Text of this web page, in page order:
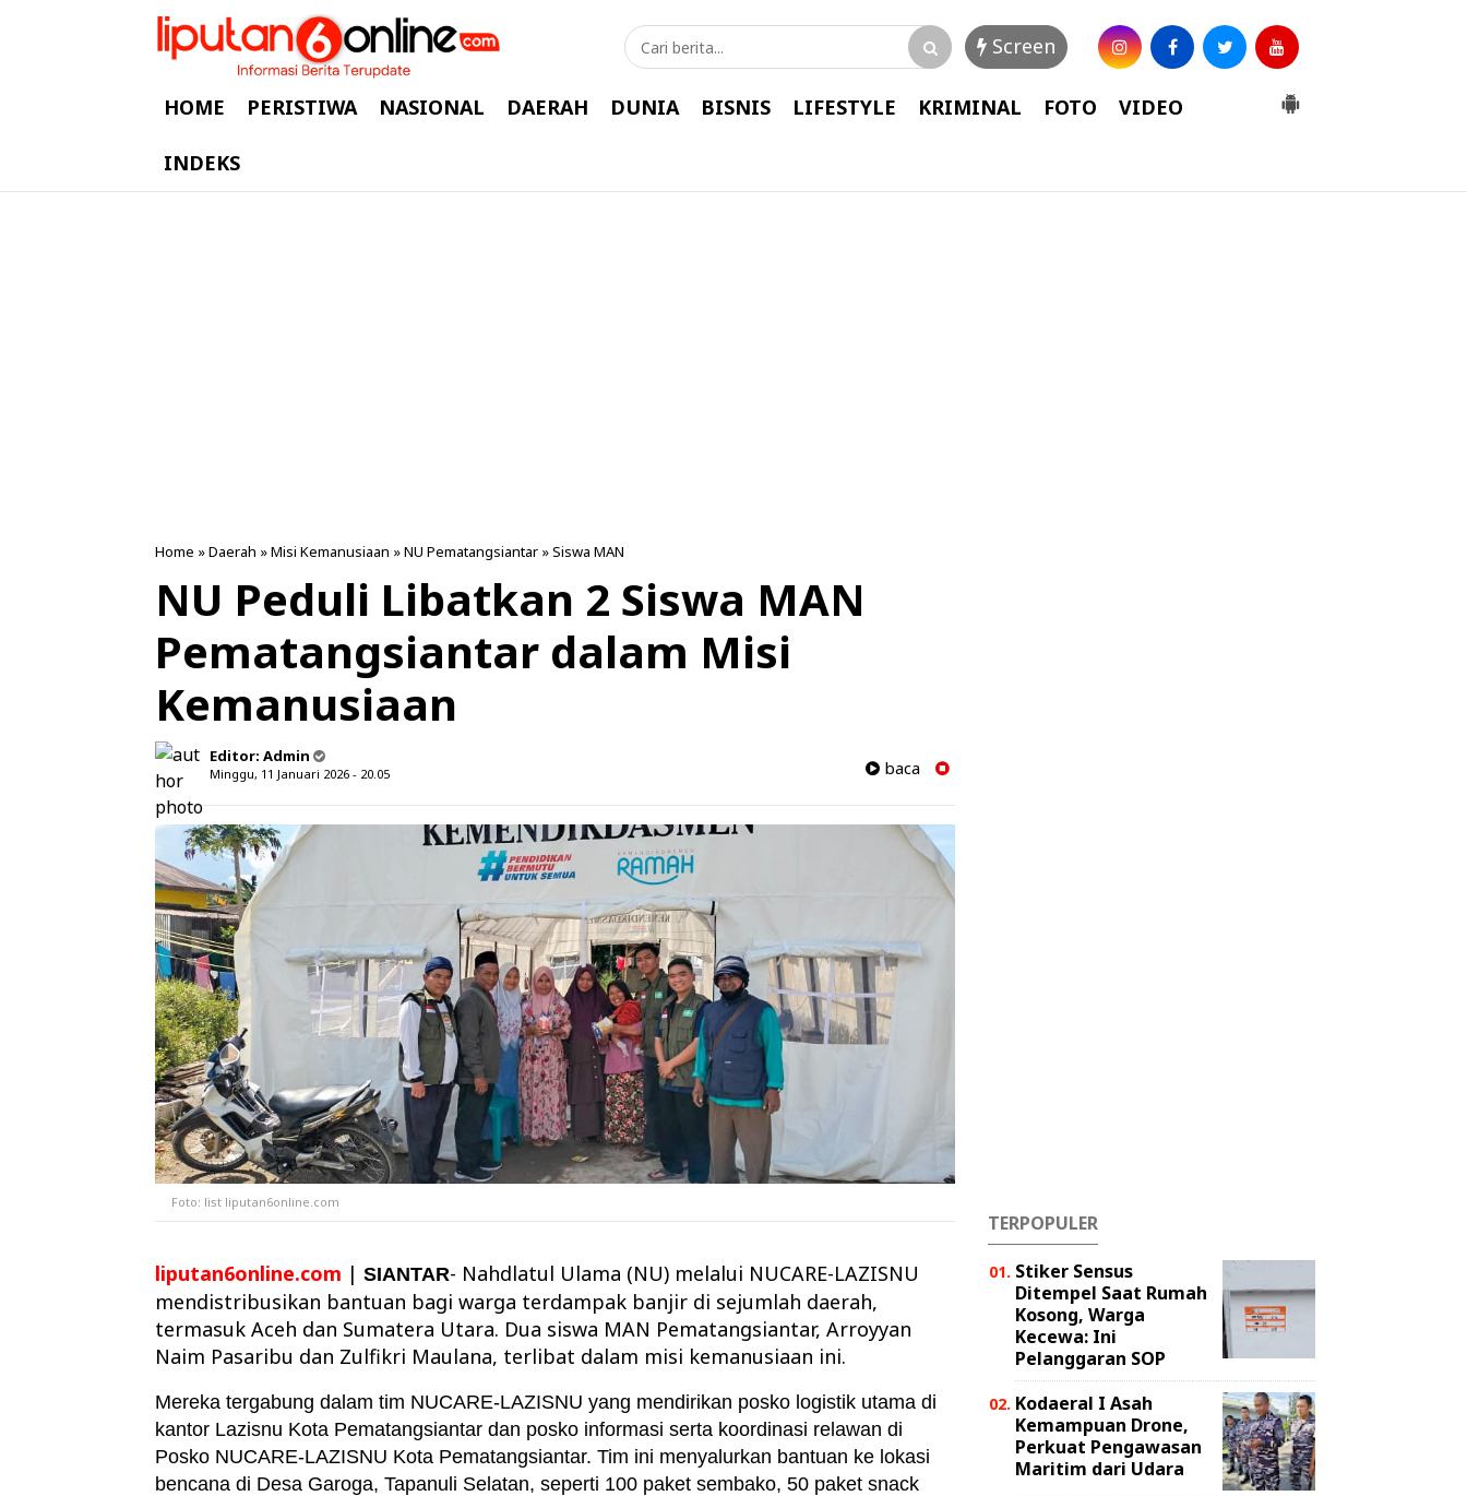
Screen
HOME PERISTIWA NASIONAL DAERAH DUNIA BISNIS LIFESTYLE KRIMINAL FOTO VIDEO
INDEKS
Home »Daerah »Misi Kemanusiaan »NU Pematangsiantar »Siswa MAN
NU Peduli Libatkan 2 Siswa MAN
Pematangsiantar dalam Misi
Kemanusiaan
Editor: Admin
Minggu, 11 Januari 2026 - 20.05 baca
Foto: list liputan6online.com
liputan6online.com | SIANTAR- Nahdlatul Ulama (NU) melalui NUCARE-LAZISNU
mendistribusikan bantuan bagi warga terdampak banjir di sejumlah daerah,
termasuk Aceh dan Sumatera Utara. Dua siswa MAN Pematangsiantar, Arroyyan
Naim Pasaribu dan Zulfikri Maulana, terlibat dalam misi kemanusiaan ini.
Mereka tergabung dalam tim NUCARE-LAZISNU yang mendirikan posko logistik utama di
kantor Lazisnu Kota Pematangsiantar dan posko informasi serta koordinasi relawan di
Posko NUCARE-LAZISNU Kota Pematangsiantar. Tim ini menyalurkan bantuan ke lokasi
bencana di Desa Garoga, Tapanuli Selatan, seperti 100 paket sembako, 50 paket snack
TERPOPULER
Stiker Sensus
Ditempel Saat Rumah
Kosong, Warga
Kecewa: Ini
Pelanggaran SOP
Kodaeral I Asah
Kemampuan Drone,
Perkuat Pengawasan
Maritim dari Udara